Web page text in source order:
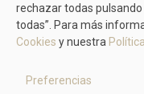
OUTLET
Hombre
Infantil
rechazar todas pulsando
todas”. Para más
Cookies y nuestra
Preferencias